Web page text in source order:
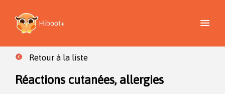
Retour à la liste
Réactions cutanées, allergies